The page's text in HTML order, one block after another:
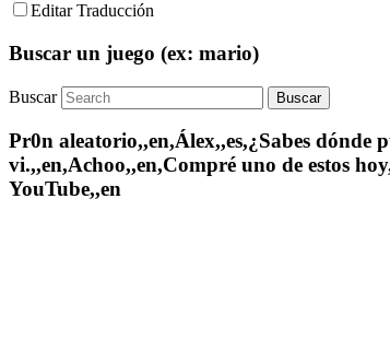
Editar Traducción
Buscar un juego (ex: mario)
Buscar
Pr0n aleatorio,,en,Álex,,es,¿Sabes dónde
vi.,,en,Achoo,,en,Compré uno de estos
YouTube,,en